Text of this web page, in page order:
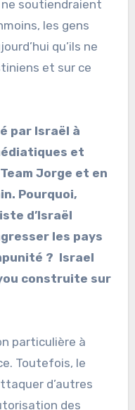
ne soutiendraient
les gens
qu’ils ne
et sur ce
par Israël à
et
Jorge et en
Pourquoi,
d’Israël
les pays
? Israel
construite sur
particulière à
Toutefois, le
d’autres
des